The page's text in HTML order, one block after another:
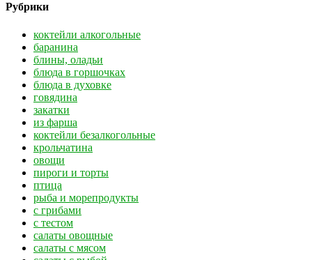
Рубрики
коктейли алкогольные
баранина
блины, оладьи
блюда в горшочках
блюда в духовке
говядина
закатки
из фарша
коктейли безалкогольные
крольчатина
овощи
пироги и торты
птица
рыба и морепродукты
с грибами
с тестом
салаты овощные
салаты с мясом